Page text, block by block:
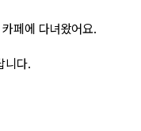
페에 다녀왔어요.
니다.